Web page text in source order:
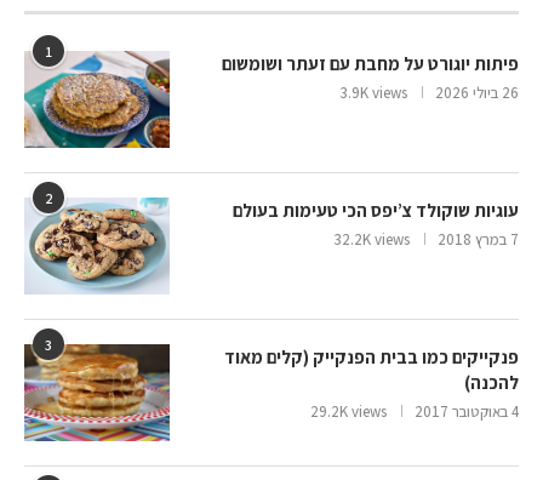
1
פיתות יוגורט על מחבת עם זעתר ושומשום
26 ביולי 2026 3.9K views
2
עוגיות שוקולד צ’יפס הכי טעימות בעולם
7 במרץ 2018 32.2K views
3
פנקייקים כמו בבית הפנקייק (קלים מאוד
להכנה)
4 באוקטובר 2017 29.2K views